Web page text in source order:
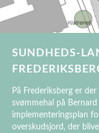
SUNDHEDS-
På Frederiksberg er
svømmehal på
implementeringsplan
overskudsjord, der